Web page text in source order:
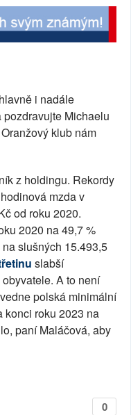
i nadále
pozdravujte Michaelu
klub nám
z holdingu. Rekordy
mzda v
od roku 2020.
2020 na 49,7 %
slušných 15.493,5
slabší
obyvatele. A to není
polská minimální
konci roku 2023 na
paní Maláčová, aby
0